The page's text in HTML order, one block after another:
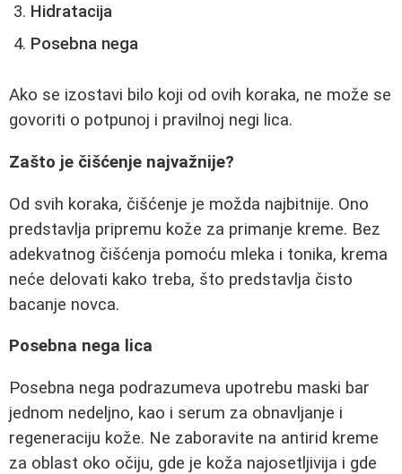
Hidratacija
Posebna nega
Ako se izostavi bilo koji od ovih koraka, ne može se
govoriti o potpunoj i pravilnoj negi lica.
Zašto je čišćenje najvažnije?
Od svih koraka, čišćenje je možda najbitnije. Ono
predstavlja pripremu kože za primanje kreme. Bez
adekvatnog čišćenja pomoću mleka i tonika, krema
neće delovati kako treba, što predstavlja čisto
bacanje novca.
Posebna nega lica
Posebna nega podrazumeva upotrebu maski bar
jednom nedeljno, kao i serum za obnavljanje i
regeneraciju kože. Ne zaboravite na antirid kreme
za oblast oko očiju, gde je koža najosetljivija i gde